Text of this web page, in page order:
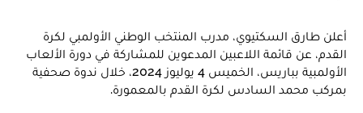
أعلن طارق السكتيوي، مدرب المنتخب الوطني الأولمبي لكرة
القدم، عن قائمة اللاعبين المدعوين للمشاركة في دورة الألعاب
الأولمبية بباريس، الخميس 4 يوليوز 2024، خلال ندوة صحفية
بمركب محمد السادس لكرة القدم بالمعمورة.